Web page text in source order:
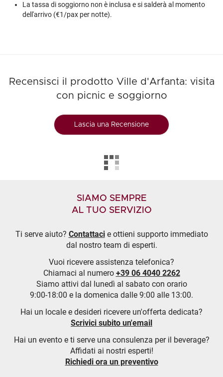
La tassa di soggiorno non è inclusa e si salderà al momento
dell'arrivo (€1/pax per notte).
Recensisci il prodotto Ville d'Arfanta: visita
con picnic e soggiorno
Lascia una Recensione
SIAMO SEMPRE
AL TUO SERVIZIO
Ti serve aiuto? Contattacie ottieni supporto immediato
dal nostro team di esperti.
Vuoi ricevere assistenza telefonica?
Chiamaci al numero +39 06 4040 2262
Siamo attivi dal lunedì al sabato con orario
9:00-18:00 e la domenica dalle 9:00 alle 13:00.
Hai un locale e desideri ricevere un'offerta dedicata?
Scrivici subito un'email
Hai un evento e ti serve una consulenza per il beverage?
Affidati ai nostri esperti!
Richiedi ora un preventivo